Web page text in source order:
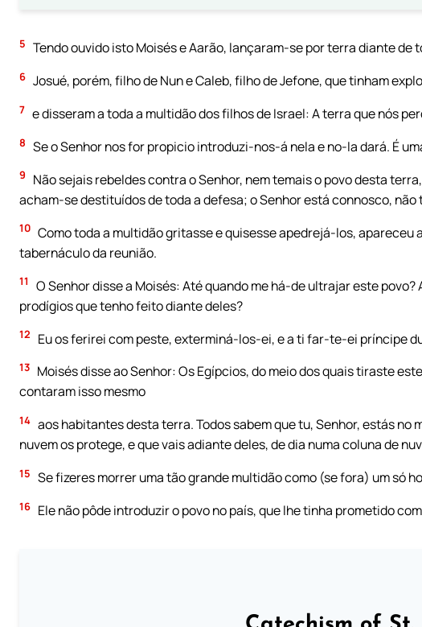
5 Tendo ouvido isto Moisés e Aarão, lançaram-se por terra diante de
6 Josué, porém, filho de Nun e Caleb, filho de Jefone, que tinham
7 e disseram a toda a multidão dos filhos de Israel: A terra que nós
8 Se o Senhor nos for propicio introduzi-nos-á nela e no-la dará. É
9
Não sejais rebeldes contra o Senhor, nem temais o povo desta
acham-se destituídos de toda a defesa; o Senhor está connosco,
10 Como toda a multidão gritasse e quisesse apedrejá-los, apareceu
tabernáculo da reunião.
11
O Senhor disse a Moisés: Até quando me há-de ultrajar este
prodígios que tenho feito diante deles?
12 Eu os ferirei com peste, exterminá-los-ei, e a ti far-te-ei príncipe
13 Moisés disse ao Senhor: Os Egípcios, do meio dos quais tiraste
contaram isso mesmo
14 aos habitantes desta terra. Todos sabem que tu, Senhor, estás no
nuvem os protege, e que vais adiante deles, de dia numa coluna de
15 Se fizeres morrer uma tão grande multidão como (se fora) um só
16 Ele não pôde introduzir o povo no país, que lhe tinha prometido